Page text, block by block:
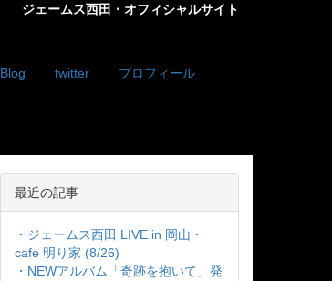
ジェームス西田・オフィシャルサイト
Blog twitter プロフィール
最近の記事
・ジェームス西田 LIVE in 岡山・
cafe 明り家 (8/26)
・NEWアルバム「奇跡を抱いて」発